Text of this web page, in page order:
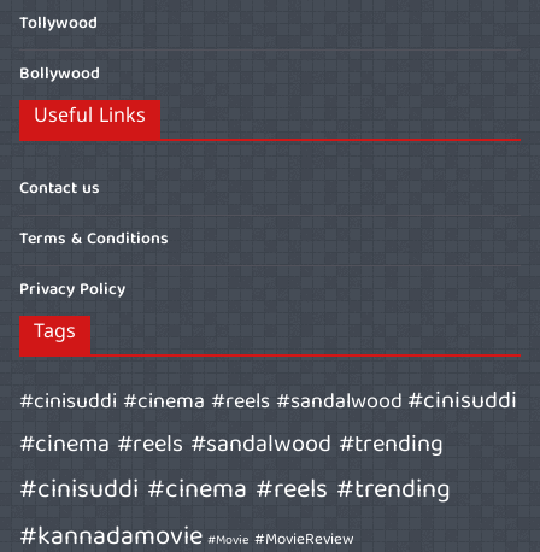
Tollywood
Bollywood
Useful Links
Contact us
Terms & Conditions
Privacy Policy
Tags
#cinisuddi #cinema #reels #sandalwood#cinisuddi
#cinema #reels #sandalwood #trending
#cinisuddi #cinema #reels #trending
#kannadamovie #Movie #MovieReview